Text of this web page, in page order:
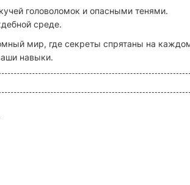
головоломок и опасными тенями.
среде.
мир, где секреты спрятаны на
навыки.